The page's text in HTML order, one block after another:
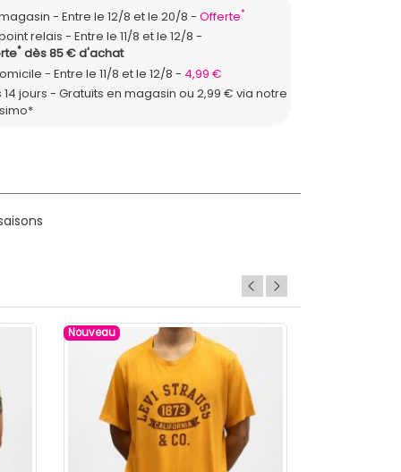
Entre le 12/8 et le 20/8 Offerte*
relais
Entre le 11/8 et le 12/8
*dès 85 € d'achat
Entre le 11/8 et le 12/8
4,99 €
14 jours - Gratuits en magasin ou 2,99 € via notre
Nouveau